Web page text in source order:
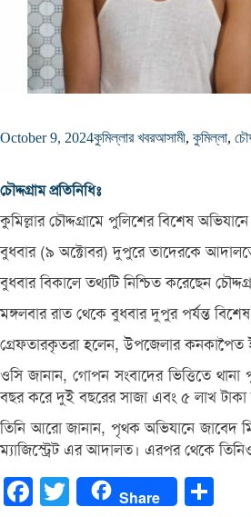
October 9, 2024কুমিল্লার খবরআসামী, কুমিল্লা,
চৌদ্দগ্রাম প্রতিনিধিঃ
কুমিল্লার চৌদ্দগ্রামে পুলিশের বিশেষ
বুধবার (৯ অক্টোবর) দুপুরে তাদেরকে
বুধবার বিকালে তথ্যটি নিশ্চিত করেছেন
মঙ্গলবার রাত থেকে বুধবার দুপুর পর্যন্ত
গ্রেফতারকৃতরা হলেন, উপজেলার কনকাপৈত
ওসি জানান, গোপন সংবাদের ভিত্তিতে
বছর করে দুই বছরের সাজা এবং ৫ লাখ
তিনি আরো জানান, পৃথক অভিযানে জাবেদ
ম্যাজিস্ট্রেট এর আদালত। এরপর থেকে
FacebookTwitter Share